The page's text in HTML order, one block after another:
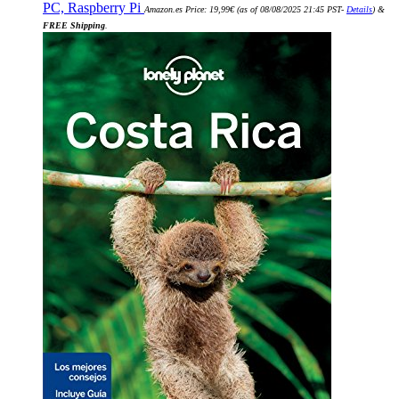
PC, Raspberry Pi Amazon.es Price: 19,99€(as of 08/08/2025 21:45 PST- Details) &
FREE Shipping